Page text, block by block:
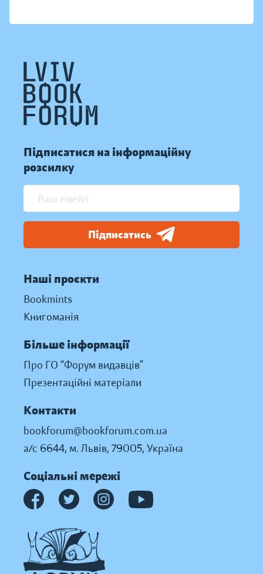
Підписатися на інформаційну
розсилку
Підписатись
Наші проєкти
Bookmints
Книгоманія
Більше інформації
Про ГО “Форум видавців”
Презентаційні матеріали
Контакти
bookforum@bookforum.com.ua
а/с 6644, м. Львів, 79005, Україна
Соціальні мережі